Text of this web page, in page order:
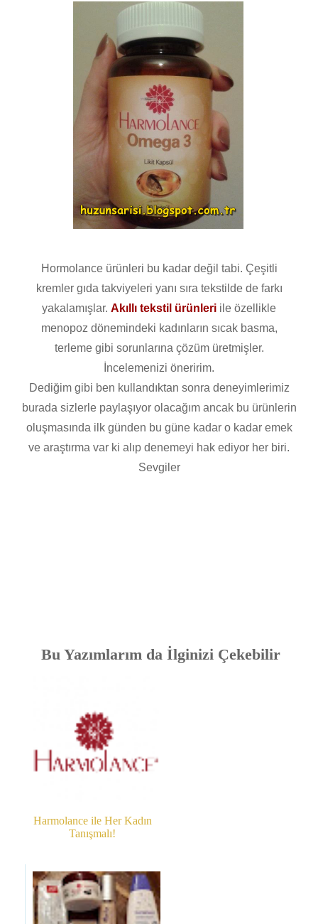
Hormolance ürünleri bu kadar değil tabi. Çeşitli
kremler gıda takviyeleri yanı sıra tekstilde de farkı
yakalamışlar. Akıllı tekstil ürünleri ile özellikle
menopoz dönemindeki kadınların sıcak basma,
terleme gibi sorunlarına çözüm üretmişler.
İncelemenizi öneririm.
Dediğim gibi ben kullandıktan sonra deneyimlerimiz
burada sizlerle paylaşıyor olacağım ancak bu ürünlerin
oluşmasında ilk günden bu güne kadar o kadar emek
ve araştırma var ki alıp denemeyi hak ediyor her biri.
Sevgiler
Bu Yazımlarım da İlginizi Çekebilir
Harmolance ile Her Kadın
Tanışmalı!